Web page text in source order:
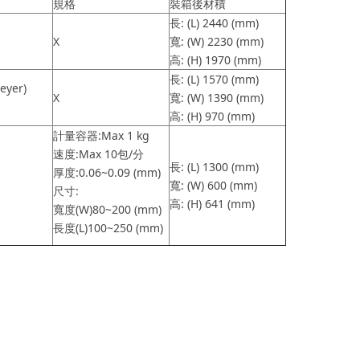
規格
裝箱後材積
X
長: (L) 2440 (mm)
寬: (W) 2230 (mm)
高: (H) 1970 (mm)
X
長: (L) 1570 (mm)
寬: (W) 1390 (mm)
高: (H) 970 (mm)
計量容器:Max 1 kg
速度:Max 10包/分
厚度:0.06~0.09 (mm)
尺寸:
寬度(W)80~200 (mm)
長度(L)100~250 (mm)
長: (L) 1300 (mm)
寬: (W) 600 (mm)
高: (H) 641 (mm)